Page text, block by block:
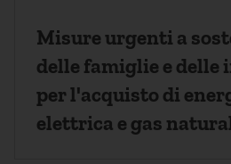
Misure urgenti a
delle famiglie e delle
per l'acquisto di
elettrica e gas